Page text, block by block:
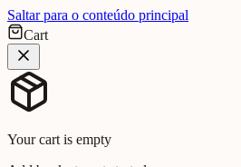
Saltar para o conteúdo principal
Cart
Your cart is empty